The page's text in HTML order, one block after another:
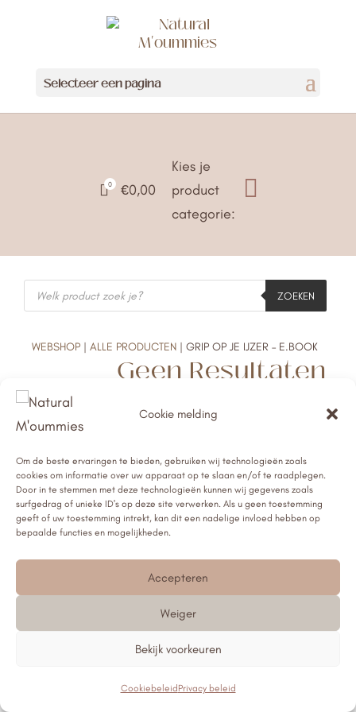
Cookie melding
Om de beste ervaringen te bieden, gebruiken wij technologieën zoals
cookies om informatie over uw apparaat op te slaan en/of te raadplegen.
Door in te stemmen met deze technologieën kunnen wij gegevens zoals
surfgedrag of unieke ID's op deze site verwerken. Als u geen toestemming
geeft of uw toestemming intrekt, kan dit een nadelige invloed hebben op
bepaalde functies en mogelijkheden.
Accepteren
Weiger
Bekijk voorkeuren
Cookiebeleid Privacy beleid
Selecteer een pagina
0 €0,00
Kies je
product
categorie:

Producten
zoeken
ZOEKEN
WEBSHOP |ALLE PRODUCTEN | GRIP OP JE IJZER – E.BOOK
Geen Resultaten
De pagina die u zocht kon niet gevonden
of gebruik de bovenstaande navigatie om deze
post te vinden.